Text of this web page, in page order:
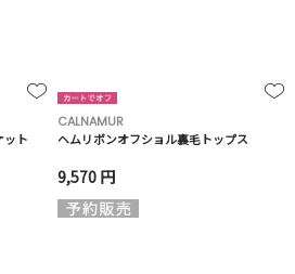
ット
CALNAMUR
ヘムリボンオフショル裏毛トップス
9,570 円